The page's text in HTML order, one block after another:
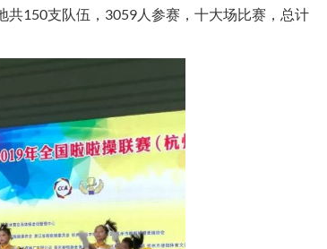
150支队伍，3059人参赛，十大场比赛，总计